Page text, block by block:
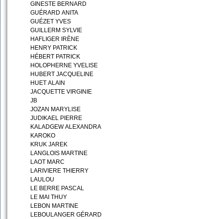
GINESTE BERNARD
GUÉRARD ANITA
GUÉZET YVES
GUILLERM SYLVIE
HAFLIGER IRÈNE
HENRY PATRICK
HÉBERT PATRICK
HOLOPHERNE YVELISE
HUBERT JACQUELINE
HUET ALAIN
JACQUETTE VIRGINIE
JB
JOZAN MARYLISE
JUDIKAEL PIERRE
KALADGEW ALEXANDRA
KAROKO
KRUK JAREK
LANGLOIS MARTINE
LAOT MARC
LARIVIERE THIERRY
LAULOU
LE BERRE PASCAL
LE MAI THUY
LEBON MARTINE
LEBOULANGER GÉRARD